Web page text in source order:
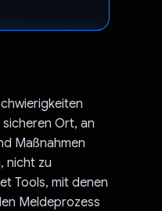
Ort, an
Maßnahmen
nicht zu
Tools, mit denen
Meldeprozess